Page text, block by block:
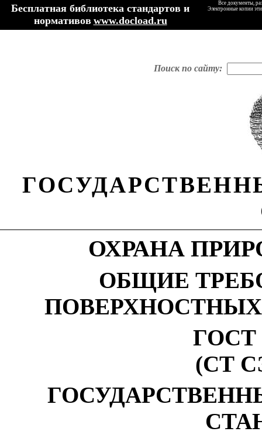
Бесплатная библиотека стандартов и
нормативов www.docload.ru
Все документы,
Электронные копии
Поиск по сайту:
ОХРАНА
ОБЩИЕ
ПОВЕРХНОСТНЫХ
ГОСТ
(СТ